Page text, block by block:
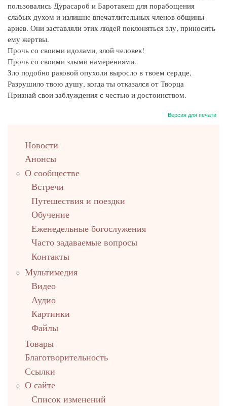
пользовались Дурасароб и Баротакеш для порабощения
слабых духом и излишне впечатлительных членов общины
ариев. Они заставляли этих людей поклоняться злу, приносить
ему жертвы.
Прочь со своими идолами, злой человек!
Прочь со своими злыми намерениями.
Зло подобно раковой опухоли выросло в твоем сердце,
Разрушило твою душу, когда ты отказался от Творца
Признай свои заблуждения с честью и достоинством.
Версия для печати
upНовости
Анонсы
О сообществе
Встречи
Путешествия и поездки
Обучение
Еженедельные богослужения
Часто задаваемые вопросы
Контакты
Мультимедия
Видео
Аудио
Картинки
Файлы
Товары
Благотворительность
Ссылки
О сайте
Список изменений